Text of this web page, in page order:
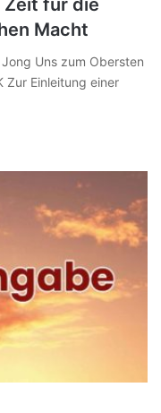
Zeit für die
Macht
Uns zum Obersten
Zur Einleitung einer